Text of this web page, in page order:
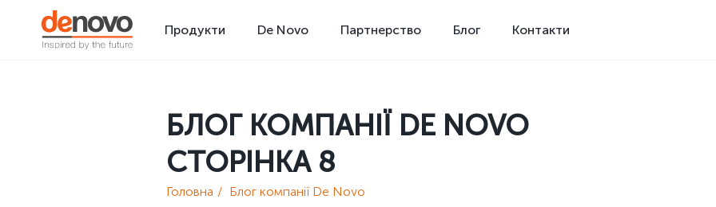
Продукти De Novo Партнерство Блог Контакти
БЛОГ КОМПАНІЇ DE NOVO
СТОРІНКА 8
Головна Блог компанії De Novo